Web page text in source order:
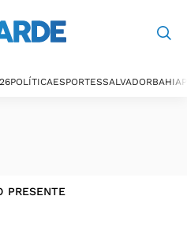
POLÍTICAESPORTESSALVADORBAHIA
PRESENTE